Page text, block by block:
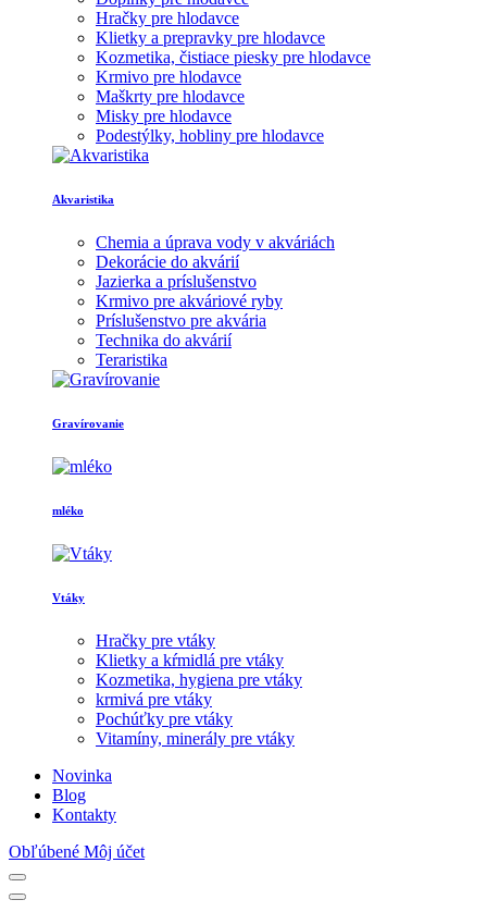
Hračky pre hlodavce
Klietky a prepravky pre hlodavce
Kozmetika, čistiace piesky pre hlodavce
Krmivo pre hlodavce
Maškrty pre hlodavce
Misky pre hlodavce
Podestýlky, hobliny pre hlodavce
Akvaristika
Chemia a úprava vody v akváriách
Dekorácie do akvárií
Jazierka a príslušenstvo
Krmivo pre akváriové ryby
Príslušenstvo pre akvária
Technika do akvárií
Teraristika
Gravírovanie
mléko
Vtáky
Hračky pre vtáky
Klietky a kŕmidlá pre vtáky
Kozmetika, hygiena pre vtáky
krmivá pre vtáky
Pochúťky pre vtáky
Vitamíny, minerály pre vtáky
Novinka
Blog
Kontakty
Obľúbené Môj účet